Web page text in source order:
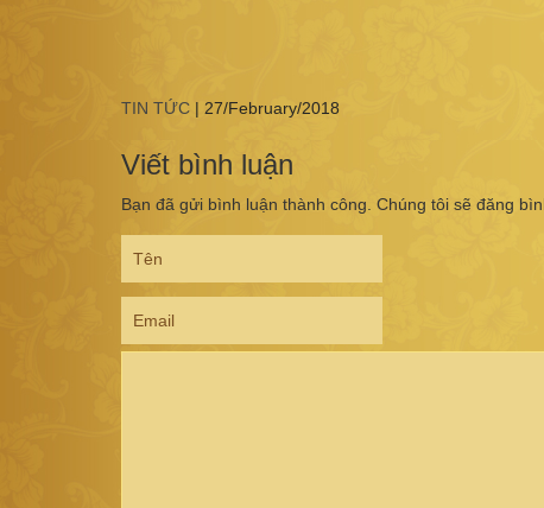
TIN TỨC | 27/February/2018
Viết bình luận
Bạn đã gửi bình luận thành công. Chúng tôi sẽ đăng